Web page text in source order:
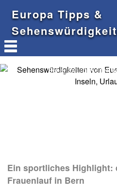
Europa Tipps &
Sehenswürdigkeiten
Ein sportliches Highlight:
Frauenlauf in Bern